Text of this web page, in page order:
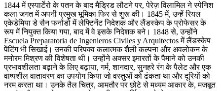
1844 में एस्पार्टेरो के पतन के बाद मैड्रिड लौटने पर, पेरेज़ विलामिल ने स्पेनिश
कला जगत में अपनी प्रमुख भूमिका फिर से शुरू की। 1845 में, उन्हें रियल
एकेडेमिया डे सैन फर्नांडो में लेफ्टिनेंट निदेशक और लैंडस्केप के प्रोफेसर के
रूप में नियुक्त किया गया, बाद में वे इसके निदेशक बने। 1848 से, उन्होंने
Escuela Preparatoria de Ingenieros Civiles y Arquitectos में लैंडस्केप
पेंटिंग भी सिखाई। उनकी परिपक्व कलात्मक शैली कल्पना और अवलोकन के
मनोरम मिश्रण की विशेषता थी। उन्होंने अक्सर इमारतों के पैमाने को उनकी
प्रभावशीलता बढ़ाने के लिए बढ़ाया, गर्म, शानदार, सुनहरे रंग के पैलेट और एक
वाष्पशील वातावरण का उपयोग किया जो वस्तुओं को ढंकता था और दूरियों को
नरम करता था। उनके तैल चित्र, आमतौर पर छोटे से मध्यम आकार के, मजबूत